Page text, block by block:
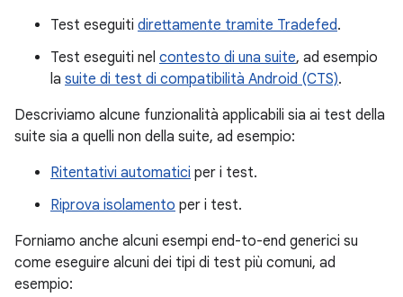
Test eseguiti direttamente tramite Tradefed.
Test eseguiti nel contesto di una suite, ad esempio
la suite di test di compatibilità Android (CTS).
Descriviamo alcune funzionalità applicabili sia ai test della
suite sia a quelli non della suite, ad esempio:
Ritentativi automatici per i test.
Riprova isolamento per i test.
Forniamo anche alcuni esempi end-to-end generici su
come eseguire alcuni dei tipi di test più comuni, ad
esempio: